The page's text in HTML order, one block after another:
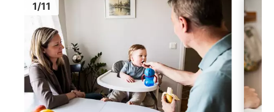
Bild1
1/11
Visa
Visa föregående bild